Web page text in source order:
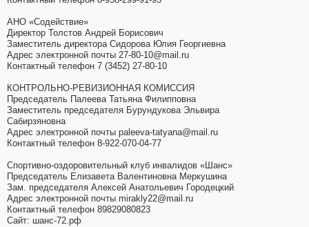
АНО «Содействие»
Директор Толстов Андрей Борисович
Заместитель директора Сидорова Юлия Георгиевна
Адрес электронной почты 27-80-10@mail.ru
Контактный телефон 7 (3452) 27-80-10
КОНТРОЛЬНО-РЕВИЗИОННАЯ КОМИССИЯ
Председатель Палеева Татьяна Филипповна
Заместитель председателя Бурундукова Эльвира
Сабирзяновна
Адрес электронной почты paleeva-tatyana@mail.ru
Контактный телефон 8-922-070-04-77
Спортивно-оздоровительный клуб инвалидов «Шанс»
Председатель Елизавета Валентиновна Меркушина
Зам. председателя Алексей Анатольевич Городецкий
Адрес электронной почты mirakly22@mail.ru
Контактный телефон 89829080823
Сайт: шанс-72.рф